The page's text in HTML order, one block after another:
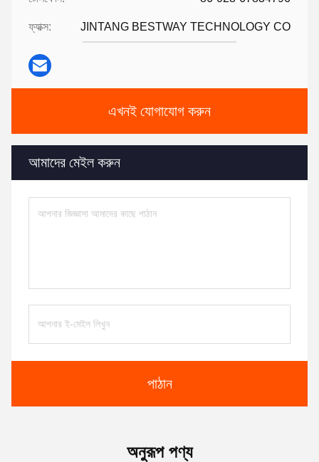
ফ্যাক্স: JINTANG BESTWAY TECHNOLOGY CO
এখনই যোগাযোগ করুন
আমাদের মেইল করুন
পাঠান
অনুরূপ পণ্য